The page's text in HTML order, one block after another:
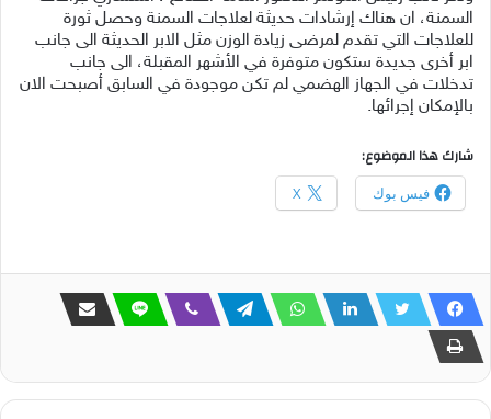
السمنة، ان هناك إرشادات حديثة لعلاجات السمنة وحصل ثورة
للعلاجات التي تقدم لمرضى زيادة الوزن مثل الابر الحديثة الى جانب
ابر أخرى جديدة ستكون متوفرة في الأشهر المقبلة، الى جانب
تدخلات في الجهاز الهضمي لم تكن موجودة في السابق أصبحت الان
بالإمكان إجرائها.
شارك هذا الموضوع:
فيس بوك X